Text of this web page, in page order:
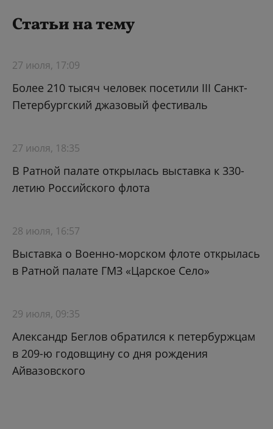
Статьи на тему
27 июля, 17:09
Более 210 тысяч человек посетили III Санкт-
Петербургский джазовый фестиваль
27 июля, 18:35
В Ратной палате открылась выставка к 330-
летию Российского флота
28 июля, 16:57
Выставка о Военно-морском флоте открылась
в Ратной палате ГМЗ «Царское Село»
29 июля, 09:35
Александр Беглов обратился к петербуржцам
в 209-ю годовщину со дня рождения
Айвазовского